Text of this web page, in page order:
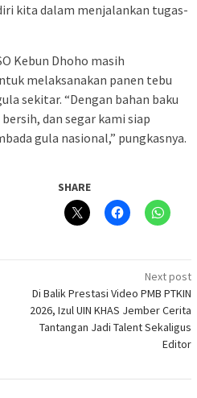
kita dalam menjalankan tugas-
Kebun Dhoho masih
melaksanakan panen tebu
sekitar. “Dengan bahan baku
dan segar kami siap
gula nasional,” pungkasnya.
SHARE
Next post
Di Balik Prestasi Video PMB PTKIN
2026, Izul UIN KHAS Jember Cerita
Tantangan Jadi Talent Sekaligus
Editor